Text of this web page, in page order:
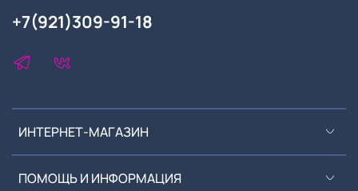
ИНТЕРНЕТ-МАГАЗИН
ПОМОЩЬ И ИНФОРМАЦИЯ
+7(921)309-91-18